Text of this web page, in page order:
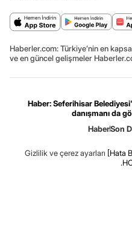
Haberler.com: Türkiye’nin en
ve en güncel gelişmeler
Haber: Seferihisar
danışmanı da
HaberSon
Gizlilik ve çerez ayarları [Hata